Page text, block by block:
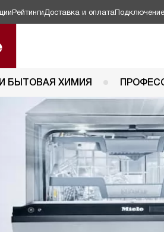
Рейтинги Доставка и оплатаПодключение
БЫТОВАЯ ХИМИЯ